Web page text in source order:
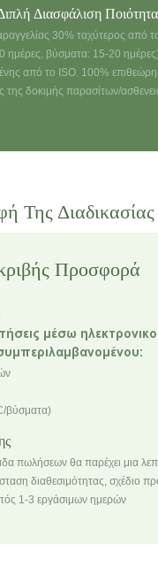
Διασφάλιση
30% ταχύτερος από
ημέρες, βύσματα: 15-20
από το ISO. 100%
της δοκιμής παρασίτων/
Της
Προσφορά
μέσω
βύσματα)
πωλήσεων θα παρέχει μια
διαθεσιμότητας, σχέδιο
1-3 εργάσιμων ημερών